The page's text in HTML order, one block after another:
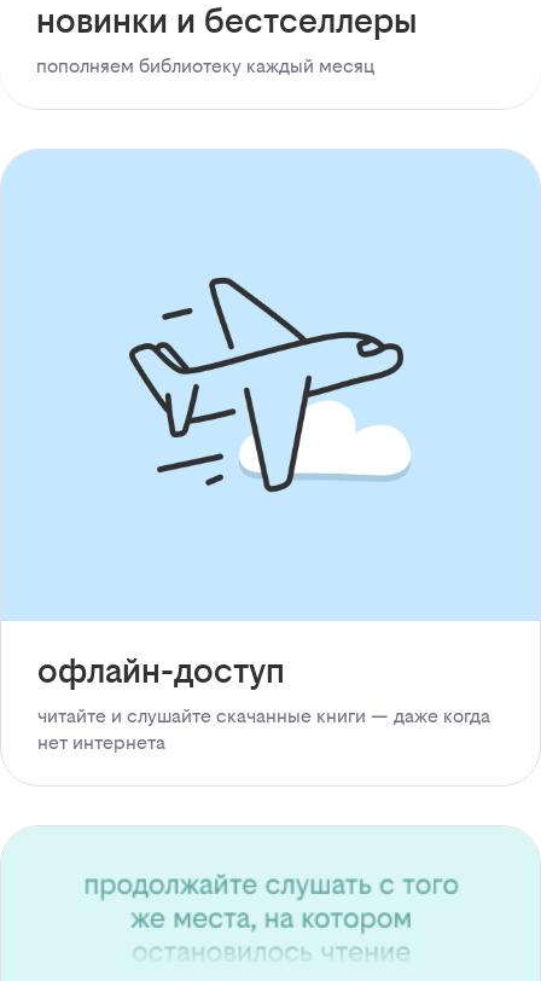
новинки и бестселлеры
пополняем библиотеку каждый месяц
офлайн-доступ
читайте и слушайте скачанные книги — даже когда
нет интернета